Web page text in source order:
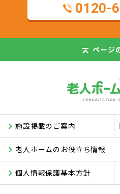
0120-
ページ
施設掲載のご案内
老人ホームのお役立ち情報
個人情報保護基本方針